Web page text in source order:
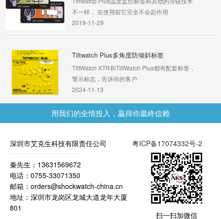
不一样， 在使用前它完全不会起作用
2019-11-29
Tiltwatch Plus多角度防倾斜标签
TiltWatch XTR和TiltWatch Plus都有配套标签，
警示标志，告诉你的客户
2024-11-13
Shockwatch MAG 2000冲击指示器
MAG 2000冲击指示器是一种低成本、可重置和
2020-09-03
Timestrip12小时时间标签指示器
每一个timestrip指示器都是一个小巧的不干胶标
签，可以直接贴在产品上
用我们的全情投入，贏得你最終信赖
深圳市艾克生科技有限责任公司
秦先生：13631569672
电话：0755-33071350
邮箱：orders@shockwatch-china.cn
地址：深圳市龙岗区龙城大道龙年大厦
801
粤ICP备17074332号-2
扫一扫加微信